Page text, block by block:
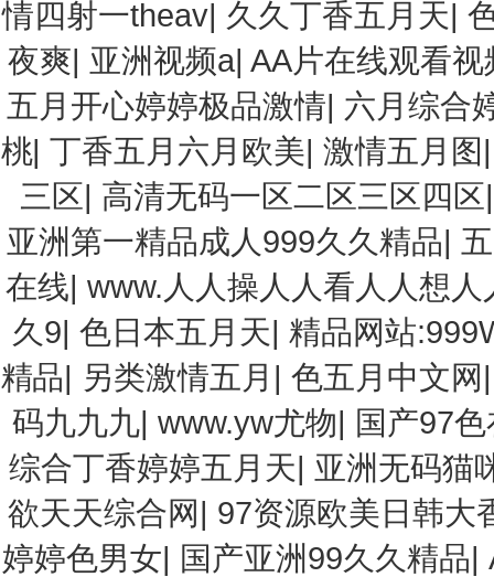
情四射一theav| 久久丁香五月天|
夜爽| 亚洲视频a|AA片在线观看
五月开心婷婷极品激情| 六月综合
桃|丁香五月六月欧美|激情五月图
三区| 高清无码一区二区三区四区
亚洲第一精品成人999久久精品|
在线|www.人人操人人看人人想
久9| 色日本五月天| 精品网站
精品| 另类激情五月 |色五月中文网
码九九九| www.yw尤物| 国产97
综合丁香婷婷五月天| 亚洲无码猫
欲天天综合网| 97资源欧美日韩大
婷婷色男女| 国产亚洲99久久精品|